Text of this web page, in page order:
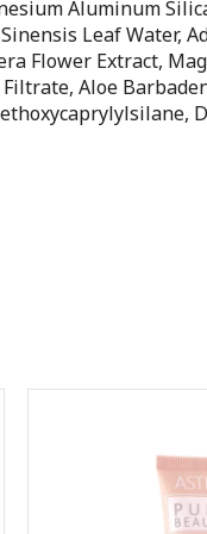
Aluminum
Leaf Water,
Flower Extract,
Aloe